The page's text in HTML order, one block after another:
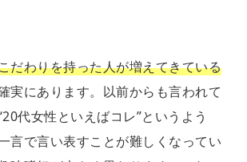
だわりを持った人が増えてきている
実にあります。以前からも言われて
代女性といえばコレ”というよう
言で言い表すことが難しくなってい